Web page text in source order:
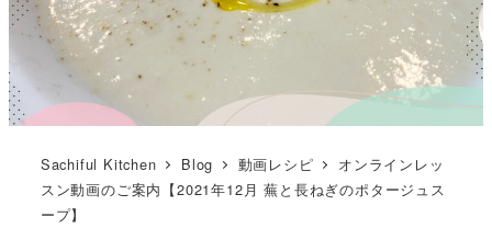
Sachiful Kitchen Blog 動画レシピ
オンラインレッ
スン動画のご案内【2021年12月 蕪と長ねぎのポタージュス
ープ】